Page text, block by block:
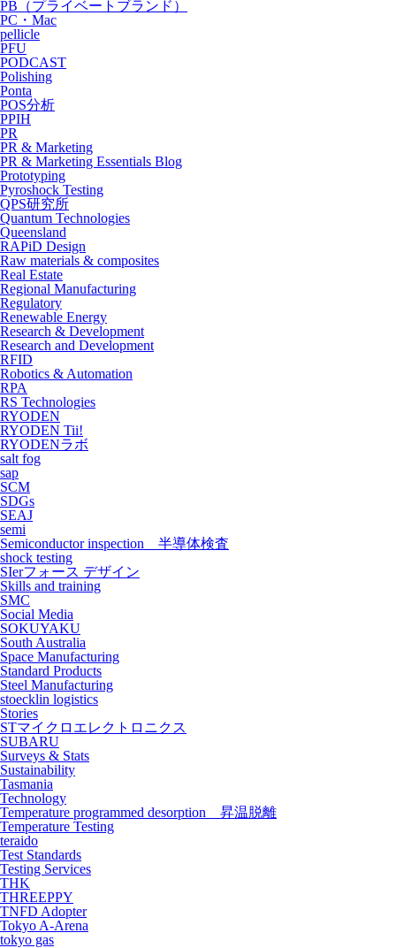
PB（プライベートブランド）
PC・Mac
pellicle
PFU
PODCAST
Polishing
Ponta
POS分析
PPIH
PR
PR & Marketing
PR & Marketing Essentials Blog
Prototyping
Pyroshock Testing
QPS研究所
Quantum Technologies
Queensland
RAPiD Design
Raw materials & composites
Real Estate
Regional Manufacturing
Regulatory
Renewable Energy
Research & Development
Research and Development
RFID
Robotics & Automation
RPA
RS Technologies
RYODEN
RYODEN Tii!
RYODENラボ
salt fog
sap
SCM
SDGs
SEAJ
semi
Semiconductor inspection 半導体検査
shock testing
SIerフォース デザイン
Skills and training
SMC
Social Media
SOKUYAKU
South Australia
Space Manufacturing
Standard Products
Steel Manufacturing
stoecklin logistics
Stories
STマイクロエレクトロニクス
SUBARU
Surveys & Stats
Sustainability
Tasmania
Technology
Temperature programmed desorption 昇温脱離
Temperature Testing
teraido
Test Standards
Testing Services
THK
THREEPPY
TNFD Adopter
Tokyo A-Arena
tokyo gas